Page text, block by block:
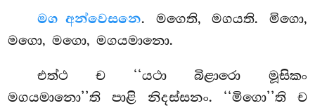
මග අන්වෙසනෙ. මගෙති, මගයති. මිගො,
මගො, මගො, මගයමානො.
එත්ථ ච ‘‘යථා බිළාරො මූසිකං
මගයමානො’’ති පාළි නිදස්සනං. ‘‘මිගො’’ති ච